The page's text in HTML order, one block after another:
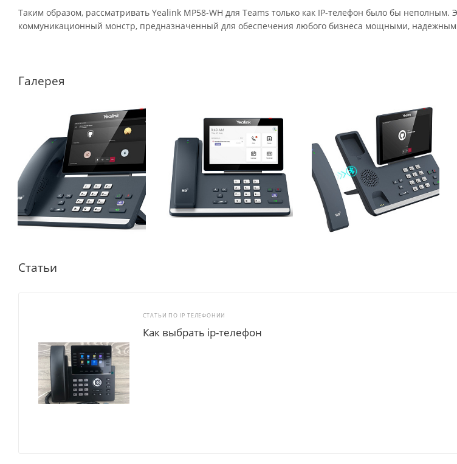
Таким образом, рассматривать Yealink MP58-WH для Teams только как IP-телефон было бы неполным.
коммуникационный монстр, предназначенный для обеспечения любого бизнеса мощными,
Галерея
Статьи
СТАТЬИ ПО IP ТЕЛЕФОНИИ
Как выбрать ip-телефон